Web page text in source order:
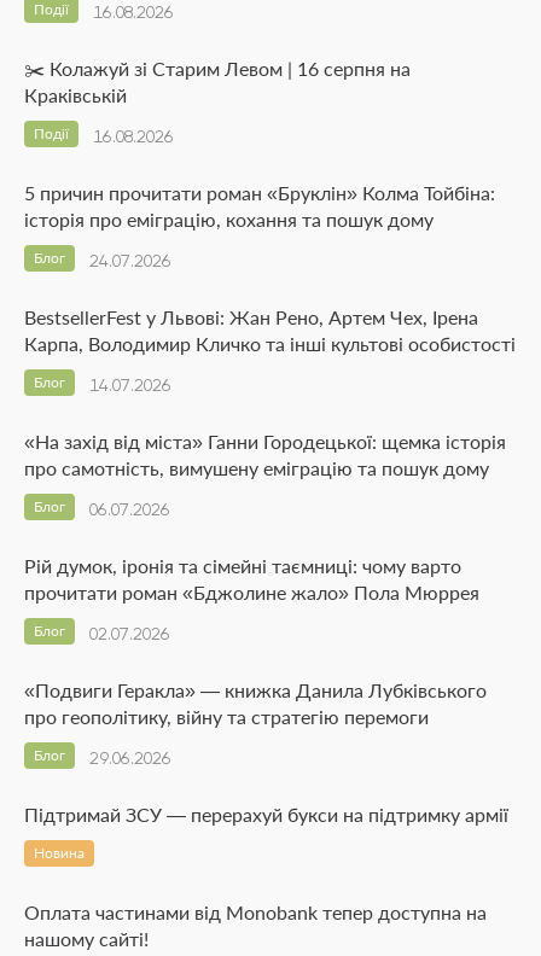
16.08.2026
Події
✂️ Колажуй зі Старим Левом | 16 серпня на
Краківській
16.08.2026
Події
5 причин прочитати роман «Бруклін» Колма Тойбіна:
історія про еміграцію, кохання та пошук дому
24.07.2026
Блог
BestsellerFest у Львові: Жан Рено, Артем Чех, Ірена
Карпа, Володимир Кличко та інші культові особистості
14.07.2026
Блог
«На захід від міста» Ганни Городецької: щемка історія
про самотність, вимушену еміграцію та пошук дому
06.07.2026
Блог
Рій думок, іронія та сімейні таємниці: чому варто
прочитати роман «Бджолине жало» Пола Мюррея
02.07.2026
Блог
«Подвиги Геракла» — книжка Данила Лубківського
про геополітику, війну та стратегію перемоги
29.06.2026
Блог
Підтримай ЗСУ — перерахуй букси на підтримку армії
Новина
Оплата частинами від Monobank тепер доступна на
нашому сайті!